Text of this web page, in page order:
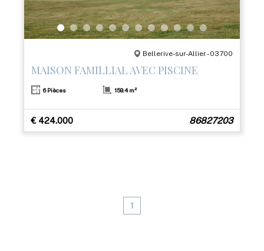
Bellerive-sur-Allier - 03700
MAISON FAMILLIAL AVEC PISCINE
6 Pièces 159.4 m²
€ 424.000 86827203
1